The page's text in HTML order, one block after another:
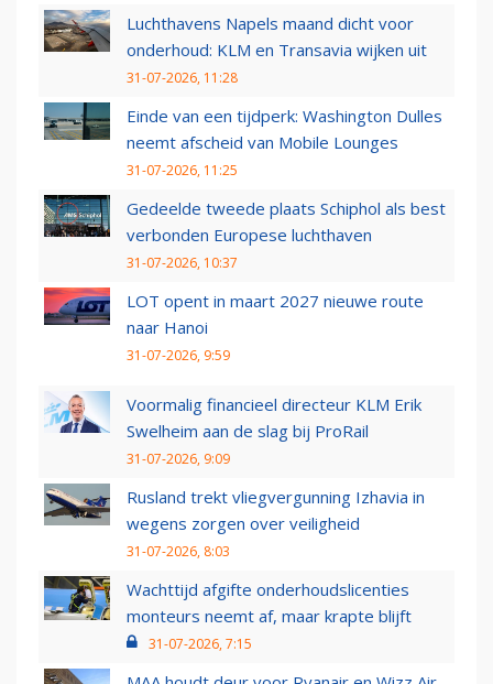
Luchthavens Napels maand dicht voor
onderhoud: KLM en Transavia wijken uit
31-07-2026, 11:28
Einde van een tijdperk: Washington Dulles
neemt afscheid van Mobile Lounges
31-07-2026, 11:25
Gedeelde tweede plaats Schiphol als best
verbonden Europese luchthaven
31-07-2026, 10:37
LOT opent in maart 2027 nieuwe route
naar Hanoi
31-07-2026, 9:59
Voormalig financieel directeur KLM Erik
Swelheim aan de slag bij ProRail
31-07-2026, 9:09
Rusland trekt vliegvergunning Izhavia in
wegens zorgen over veiligheid
31-07-2026, 8:03
Wachttijd afgifte onderhoudslicenties
monteurs neemt af, maar krapte blijft
31-07-2026, 7:15